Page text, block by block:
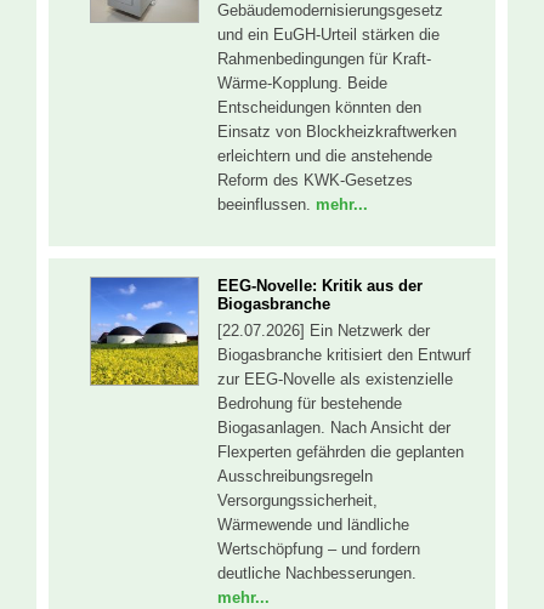
Gebäudemodernisierungsgesetz
und ein EuGH-Urteil stärken die
Rahmenbedingungen für Kraft-
Wärme-Kopplung. Beide
Entscheidungen könnten den
Einsatz von Blockheizkraftwerken
erleichtern und die anstehende
Reform des KWK-Gesetzes
beeinflussen. mehr...
EEG-Novelle: Kritik aus der
Biogasbranche
[22.07.2026] Ein Netzwerk der
Biogasbranche kritisiert den Entwurf
zur EEG-Novelle als existenzielle
Bedrohung für bestehende
Biogasanlagen. Nach Ansicht der
Flexperten gefährden die geplanten
Ausschreibungsregeln
Versorgungssicherheit,
Wärmewende und ländliche
Wertschöpfung – und fordern
deutliche Nachbesserungen.
mehr...